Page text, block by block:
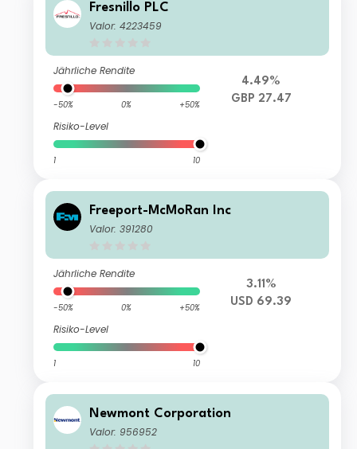
Fresnillo PLC
Valor: 4223459
Jährliche Rendite
-50% 0% +50%
Risiko-Level
1 10
4.49%
GBP 27.47
Freeport-McMoRan Inc
Valor: 391280
Jährliche Rendite
-50% 0% +50%
Risiko-Level
1 10
3.11%
USD 69.39
Newmont Corporation
Valor: 956952